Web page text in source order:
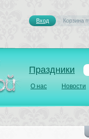
Праздники
О нас Новости
Вход Корзина